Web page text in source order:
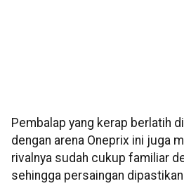
Pembalap yang kerap berlatih
dengan arena Oneprix ini juga
rivalnya sudah cukup familiar
sehingga persaingan